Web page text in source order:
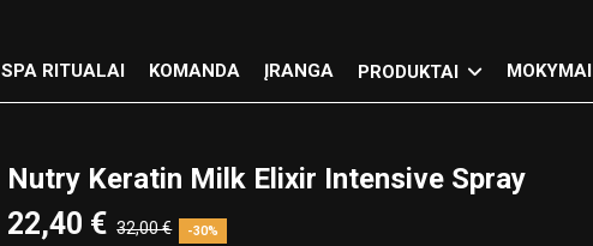
SPA RITUALAI KOMANDA ĮRANGA PRODUKTAI MOKYMAI
Nutry Keratin Milk Elixir Intensive Spray
22,40 € 32,00 € -30%